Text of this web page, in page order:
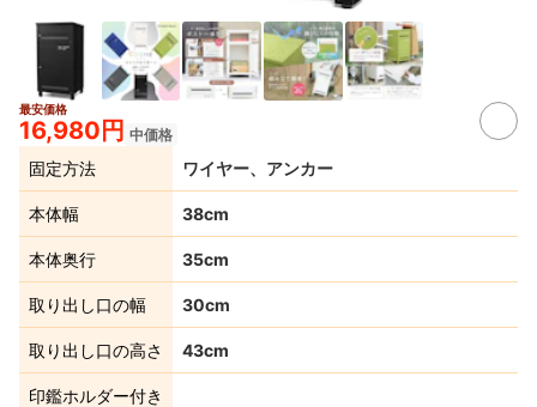
最安価格
16,980円 中価格
固定方法 ワイヤー、アンカー
本体幅 38cm
本体奥行 35cm
取り出し口の幅 30cm
取り出し口の高さ 43cm
印鑑ホルダー付き